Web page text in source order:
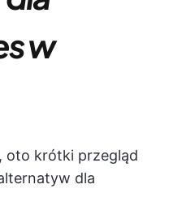
w
oto krótki przegląd
dla